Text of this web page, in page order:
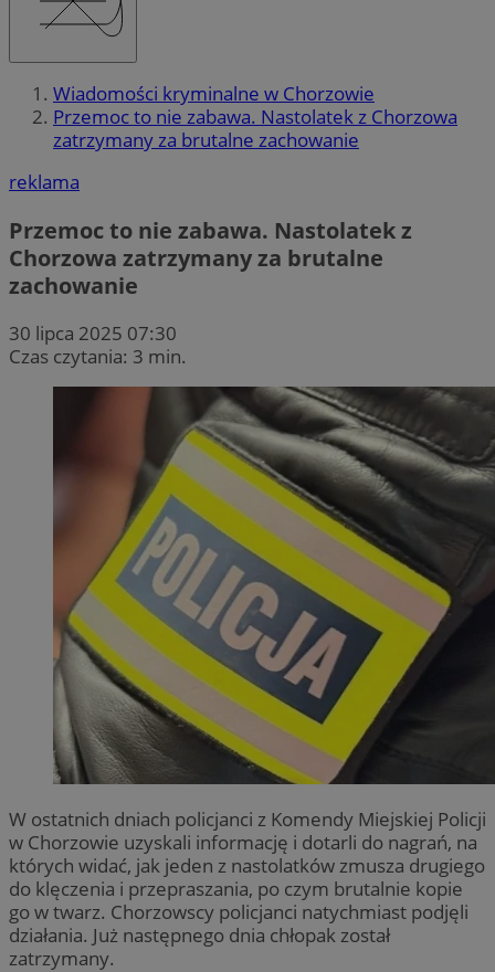
Wiadomości kryminalne w Chorzowie
Przemoc to nie zabawa. Nastolatek z Chorzowa
zatrzymany za brutalne zachowanie
reklama
Przemoc to nie zabawa. Nastolatek z
Chorzowa zatrzymany za brutalne
zachowanie
30 lipca 2025 07:30
Czas czytania: 3 min.
W ostatnich dniach policjanci z Komendy Miejskiej Policji
w Chorzowie uzyskali informację i dotarli do nagrań, na
których widać, jak jeden z nastolatków zmusza drugiego
do klęczenia i przepraszania, po czym brutalnie kopie
go w twarz. Chorzowscy policjanci natychmiast podjęli
działania. Już następnego dnia chłopak został
zatrzymany.